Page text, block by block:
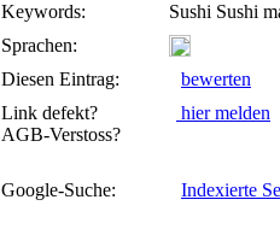
Keywords:
Sushi Sushi
Sprachen:
Diesen Eintrag:
bewerten
Link defekt?
AGB-Verstoss?
hier melden
Google-Suche: Indexierte